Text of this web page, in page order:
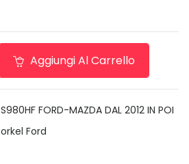
Aggiungi Al Carrello
FORD-MAZDA DAL 2012 IN POI
Ford